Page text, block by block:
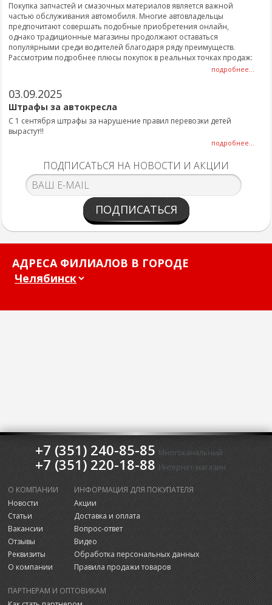
Покупка запчастей и смазочных материалов является важной
частью обслуживания автомобиля. Многие автовладельцы
предпочитают совершать подобные приобретения онлайн,
однако традиционные магазины продолжают оставаться
популярными среди водителей благодаря ряду преимуществ.
Рассмотрим подробнее плюсы покупок в реальных точках продаж:
подробнее...
03.09.2025
Штрафы за автокресла
С 1 сентября штрафы за нарушение правил перевозки детей
вырастут!!
подробнее...
ПОДПИСАТЬСЯ НА НОВОСТИ И АКЦИИ
ПОДПИСАТЬСЯ
АДРЕСА ФИЛИАЛОВ В ГОРОДЕ
+7 (351) 240-85-85 Многоканальный
+7 (351) 220-18-88 Интернет-магазин
О КОМПАНИИ
Новости
Статьи
Вакансии
Отзывы
Реквизиты
О компании
ИНФОРМАЦИЯ ДЛЯ ПОКУПАТЕЛЯ
Акции
Доставка и оплата
Вопрос-ответ
Видео
Обработка персональных данных
Правила продажи товаров
ПАРТНЕРАМ И ОПТОВИКАМ